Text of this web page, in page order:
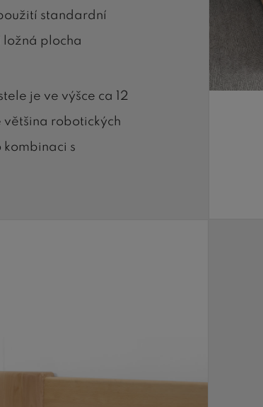
standardní
ložná plocha
je ve výšce ca 12
robotických
kombinaci s